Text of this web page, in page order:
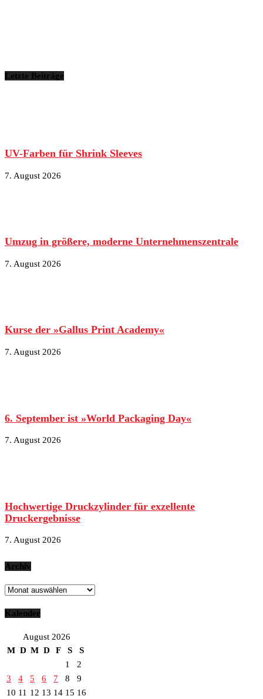
Letzte Beiträge
UV-Farben für Shrink Sleeves
7. August 2026
Umzug in größere, moderne Unternehmenszentrale
7. August 2026
Kurse der »Gallus Print Academy«
7. August 2026
6. September ist »World Packaging Day«
7. August 2026
Hochwertige Druckzylinder für exzellente
Druckergebnisse
7. August 2026
Archiv
Archiv
Kalender
August 2026
M D M D F S
S
1
2
3
4 5 6 7 8
9
10 11 12 13 14 15 16